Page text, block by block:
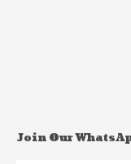
Join Our